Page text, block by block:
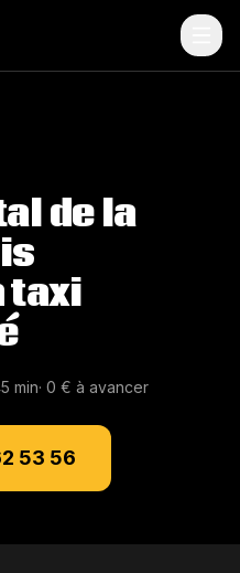
de la
taxi
min· 0 € à avancer
53 56